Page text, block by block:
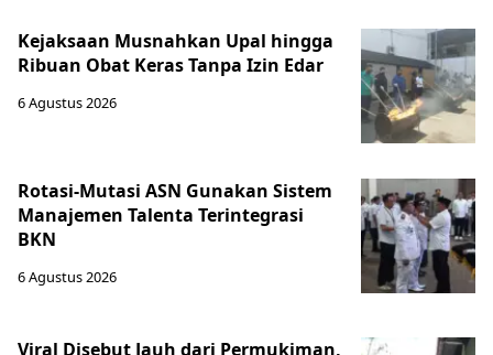
Kejaksaan Musnahkan Upal hingga
Ribuan Obat Keras Tanpa Izin Edar
6 Agustus 2026
Rotasi-Mutasi ASN Gunakan Sistem
Manajemen Talenta Terintegrasi
BKN
6 Agustus 2026
Viral Disebut Jauh dari Permukiman,